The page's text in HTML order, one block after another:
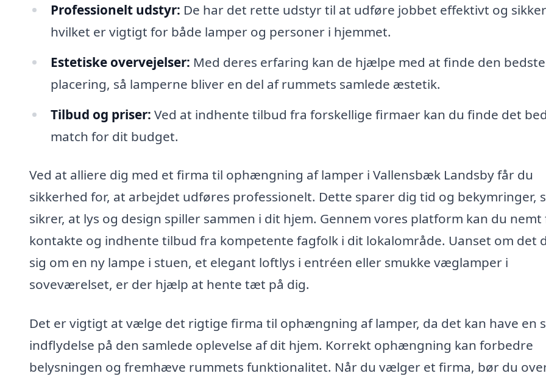
Professionelt udstyr: De har det rette udstyr til at udføre jobbet effektivt og
hvilket er vigtigt for både lamper og personer i hjemmet.
Estetiske overvejelser: Med deres erfaring kan de hjælpe med at finde den bedste
placering, så lamperne bliver en del af rummets samlede æstetik.
Tilbud og priser: Ved at indhente tilbud fra forskellige firmaer kan du finde det
match for dit budget.
Ved at alliere dig med et firma til ophængning af lamper i Vallensbæk Landsby får du
sikkerhed for, at arbejdet udføres professionelt. Dette sparer dig tid og bekymringer,
sikrer, at lys og design spiller sammen i dit hjem. Gennem vores platform kan du nemt
kontakte og indhente tilbud fra kompetente fagfolk i dit lokalområde. Uanset om det
sig om en ny lampe i stuen, et elegant loftlys i entréen eller smukke væglamper i
soveværelset, er der hjælp at hente tæt på dig.
Det er vigtigt at vælge det rigtige firma til ophængning af lamper, da det kan have en
indflydelse på den samlede oplevelse af dit hjem. Korrekt ophængning kan forbedre
belysningen og fremhæve rummets funktionalitet. Når du vælger et firma, bør du